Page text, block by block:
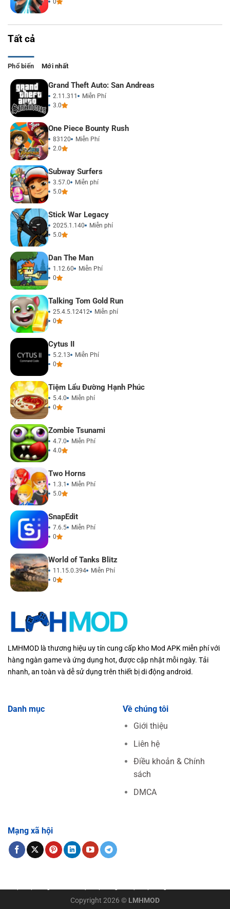
0
Tất cả
Phổ biến Mới nhất
Grand Theft Auto: San Andreas
2.11.311
Miễn Phí
3.0
One Piece Bounty Rush
83120
Miễn Phí
2.0
Subway Surfers
3.57.0
Miễn phí
5.0
Stick War Legacy
2025.1.140
Miễn phí
5.0
Dan The Man
1.12.60
Miễn Phí
0
Talking Tom Gold Run
25.4.5.12412
Miễn phí
0
Cytus II
5.2.13
Miễn Phí
0
Tiệm Lẩu Đường Hạnh Phúc
5.4.0
Miễn phí
0
Zombie Tsunami
4.7.0
Miễn Phí
4.0
Two Horns
1.3.1
Miễn Phí
5.0
SnapEdit
7.6.5
Miễn Phí
0
World of Tanks Blitz
11.15.0.394
Miễn Phí
0
LMHMOD là thương hiệu uy tín cung cấp kho Mod APK miễn phí với
hàng ngàn game và ứng dụng hot, được cập nhật mỗi ngày. Tải
nhanh, an toàn và dễ sử dụng trên thiết bị di động android.
Danh mục
Về chúng tôi
Giới thiệu
Liên hệ
Điều khoản & Chính
sách
DMCA
Mạng xã hội
Copyright 2026 © LMHMOD